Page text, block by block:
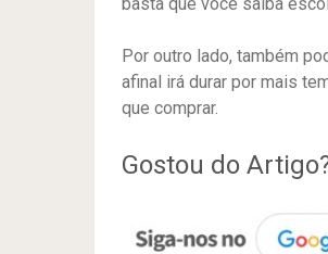
Por outro lado, também
afinal irá durar por mais
que comprar.
Gostou do